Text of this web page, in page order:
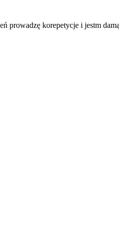
prowadzę korepetycje i jestm